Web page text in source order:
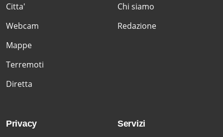
Citta'
Webcam
Mappe
Terremoti
Diretta
Chi siamo
Redazione
Privacy Servizi